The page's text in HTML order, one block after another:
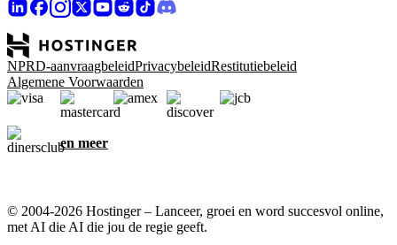
NPRD-aanvraagbeleidPrivacybeleidRestitutiebeleid
Algemene Voorwaarden
en meer
© 2004-2026 Hostinger – Lanceer, groei en word succesvol online,
met AI die AI die jou de regie geeft.